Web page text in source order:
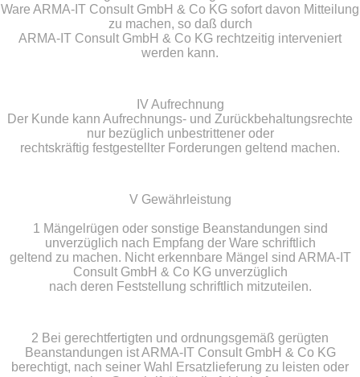
Ware ARMA-IT Consult GmbH & Co KG sofort davon Mitteilung
zu machen, so daß durch
ARMA-IT Consult GmbH & Co KG rechtzeitig interveniert
werden kann.
IV Aufrechnung
Der Kunde kann Aufrechnungs- und Zurückbehaltungsrechte
nur bezüglich unbestrittener oder
rechtskräftig festgestellter Forderungen geltend machen.
V Gewährleistung
1 Mängelrügen oder sonstige Beanstandungen sind
unverzüglich nach Empfang der Ware schriftlich
geltend zu machen. Nicht erkennbare Mängel sind ARMA-IT
Consult GmbH & Co KG unverzüglich
nach deren Feststellung schriftlich mitzuteilen.
2 Bei gerechtfertigten und ordnungsgemäß gerügten
Beanstandungen ist ARMA-IT Consult GmbH & Co KG
berechtigt, nach seiner Wahl Ersatzlieferung zu leisten oder